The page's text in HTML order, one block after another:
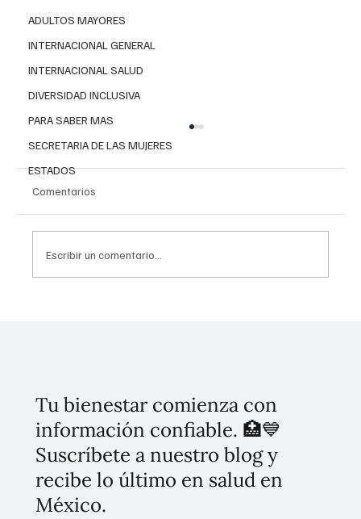
ADULTOS MAYORES
INTERNACIONAL GENERAL
INTERNACIONAL SALUD
DIVERSIDAD INCLUSIVA
PARA SABER MAS
SECRETARIA DE LAS MUJERES
ESTADOS
Comentarios
Escribir un comentario...
Tu bienestar comienza con
información confiable. 🏥💙
Suscríbete a nuestro blog y
recibe lo último en salud en
México.